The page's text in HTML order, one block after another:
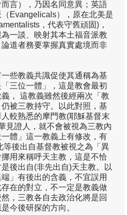
而言），乃因名同意異；英語
Evangelicals），原在北美是
，代表守舊頑固)，
一談、映射其本土福音派教
道者務要掌握真實處境而非
些教義共識促使其通稱為基
三位一體」，這是教會最初
， 這教義雖然後經兩次「教
被三教持守。以此對照，基
較熟悉的摩門教(耶穌基督末
見證人，就不會被視為三教內
體」這一教義上有修改，有
等後出自基督教被視之為「異
用來稱呼天主教，這是不恰
後出自(非先出自)天主教。以
」有後出的含義，不宜誤用
在的對立，不一定是教義做
，三教各自去政治化將是回
今後研探的方向。